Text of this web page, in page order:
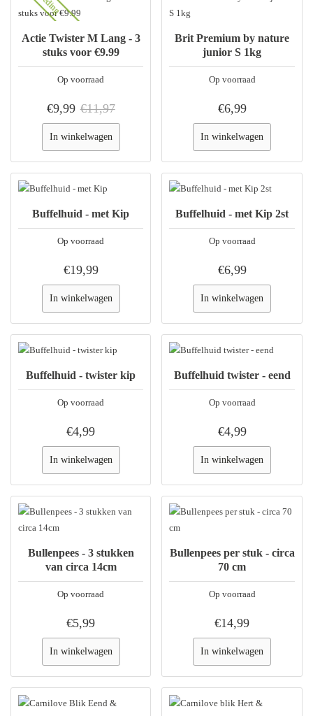
Op voorraad
Actie Twister M Lang - 3
stuks voor €9.99
€9,99 €11,97
In winkelwagen
Op voorraad
Brit Premium by nature
junior S 1kg
€6,99
In winkelwagen
Op voorraad
Buffelhuid - met Kip
€19,99
In winkelwagen
Op voorraad
Buffelhuid - met Kip 2st
€6,99
In winkelwagen
Op voorraad
Buffelhuid - twister kip
€4,99
In winkelwagen
Op voorraad
Buffelhuid twister - eend
€4,99
In winkelwagen
Op voorraad
Bullenpees - 3 stukken
van circa 14cm
€5,99
In winkelwagen
Op voorraad
Bullenpees per stuk - circa
70 cm
€14,99
In winkelwagen